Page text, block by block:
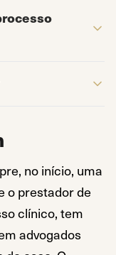
no início, uma
o prestador de
clínico, tem
advogados